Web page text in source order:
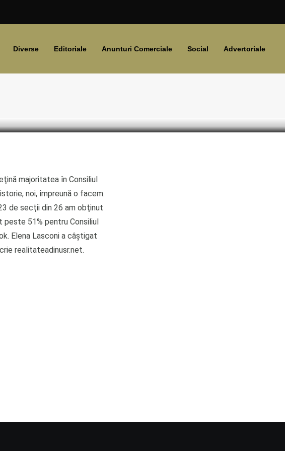
Diverse Editoriale Anunturi Comerciale Social Advertoriale
noi, împreună o facem.
de secţii din 26 am obţinut
peste 51% pentru Consiliul
Elena Lasconi a câştigat
realitateadinusr.net.